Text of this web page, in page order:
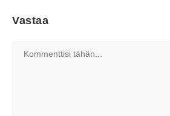
Vastaa